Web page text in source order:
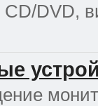
CD/DVD,